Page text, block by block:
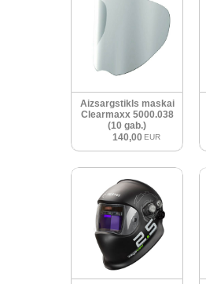
Aizsargstikls maskai
Clearmaxx 5000.038
(10 gab.)
140,00 EUR